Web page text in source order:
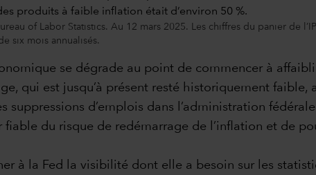
of Labor Statistics. Au 12 mars 2025. Les chiffres du panier de
six mois annualisés.
se dégrade au point de commencer à
qui est jusqu’à présent resté historiquement
suppressions d’emplois dans l’administration
fiable du risque de redémarrage de l’inflation et de
à la Fed la visibilité dont elle a besoin sur les